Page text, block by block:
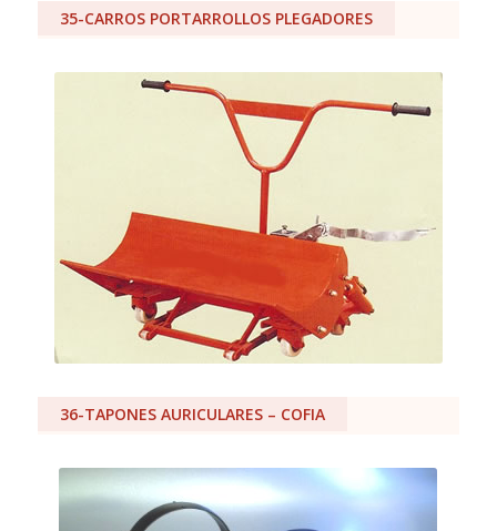
35-CARROS PORTARROLLOS PLEGADORES
36-TAPONES AURICULARES – COFIA